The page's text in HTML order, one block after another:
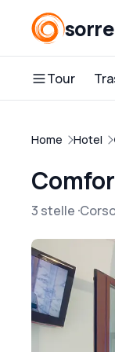
Tour
Home Hotel
3 stelle